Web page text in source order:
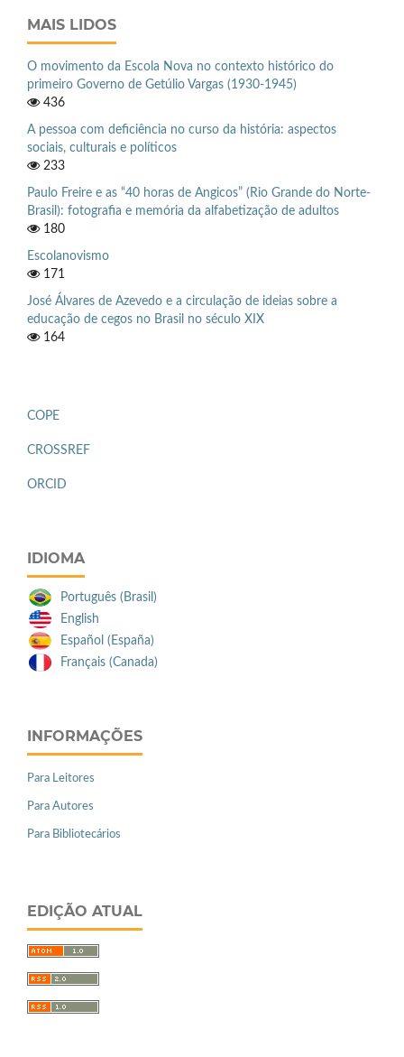
MAIS LIDOS
O movimento da Escola Nova no contexto histórico do
primeiro Governo de Getúlio Vargas (1930-1945)
436
A pessoa com deficiência no curso da história: aspectos
sociais, culturais e políticos
233
Paulo Freire e as “40 horas de Angicos” (Rio Grande do Norte-
Brasil): fotografia e memória da alfabetização de adultos
180
Escolanovismo
171
José Álvares de Azevedo e a circulação de ideias sobre a
educação de cegos no Brasil no século XIX
164
COPE
CROSSREF
ORCID
IDIOMA
Português (Brasil)
English
Español (España)
Français (Canada)
INFORMAÇÕES
Para Leitores
Para Autores
Para Bibliotecários
EDIÇÃO ATUAL